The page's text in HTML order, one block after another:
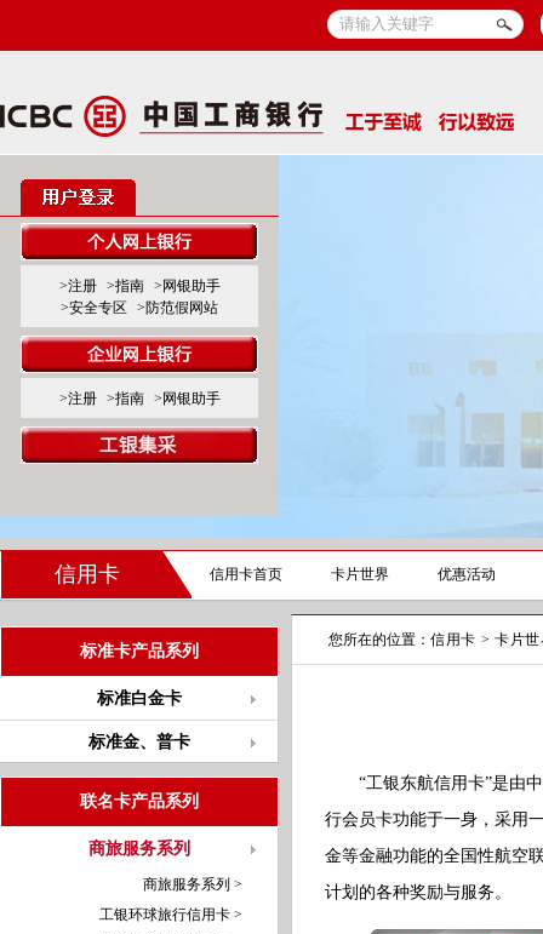
>注册 >指南
>网银助手
>安全专区
>防范假网站
>注册 >指南 >网银助手
信用卡 信用卡首页 卡片世界 优惠活动
标准卡产品系列
标准白金卡
标准金、普卡
联名卡产品系列
商旅服务系列
商旅服务系列 >
工银环球旅行信用卡 >
您所在的位置： 信用卡 > 卡片
“工银东航信用卡”是由中
行会员卡功能于一身，采用
金等金融功能的全国性航空
计划的各种奖励与服务。